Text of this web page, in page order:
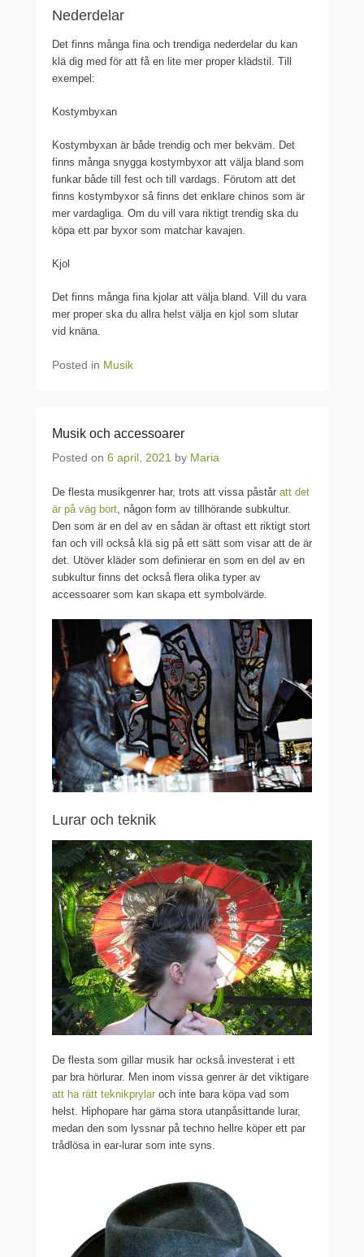
Nederdelar
Det finns många fina och trendiga nederdelar du kan
klä dig med för att få en lite mer proper klädstil. Till
exempel:
Kostymbyxan
Kostymbyxan är både trendig och mer bekväm. Det
finns många snygga kostymbyxor att välja bland som
funkar både till fest och till vardags. Förutom att det
finns kostymbyxor så finns det enklare chinos som är
mer vardagliga. Om du vill vara riktigt trendig ska du
köpa ett par byxor som matchar kavajen.
Kjol
Det finns många fina kjolar att välja bland. Vill du vara
mer proper ska du allra helst välja en kjol som slutar
vid knäna.
Posted in Musik
Musik och accessoarer
Posted on 6 april, 2021 by Maria
De flesta musikgenrer har, trots att vissa påstår att det
är på väg bort, någon form av tillhörande subkultur.
Den som är en del av en sådan är oftast ett riktigt stort
fan och vill också klä sig på ett sätt som visar att de är
det. Utöver kläder som definierar en som en del av en
subkultur finns det också flera olika typer av
accessoarer som kan skapa ett symbolvärde.
Lurar och teknik
De flesta som gillar musik har också investerat i ett
par bra hörlurar. Men inom vissa genrer är det viktigare
att ha rätt teknikprylar och inte bara köpa vad som
helst. Hiphopare har gärna stora utanpåsittande lurar,
medan den som lyssnar på techno hellre köper ett par
trådlösa in ear-lurar som inte syns.